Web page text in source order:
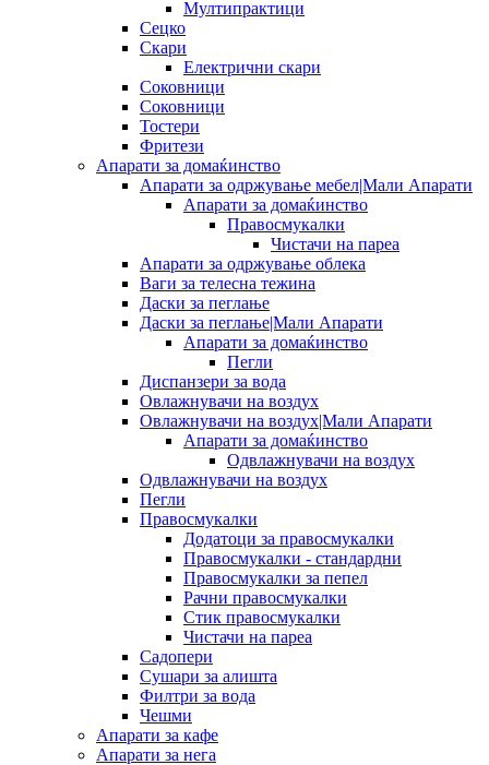
Мултипрактици
Сецко
Скари
Електрични скари
Соковници
Соковници
Тостери
Фритези
Апарати за домаќинство
Апарати за одржување мебел|Мали Апарати
Апарати за домаќинство
Правосмукалки
Чистачи на пареа
Апарати за одржување облека
Ваги за телесна тежина
Даски за пеглање
Даски за пеглање|Мали Апарати
Апарати за домаќинство
Пегли
Диспанзери за вода
Овлажнувачи на воздух
Овлажнувачи на воздух|Мали Апарати
Апарати за домаќинство
Одвлажнувачи на воздух
Одвлажнувачи на воздух
Пегли
Правосмукалки
Додатоци за правосмукалки
Правосмукалки - стандардни
Правосмукалки за пепел
Рачни правосмукалки
Стик правосмукалки
Чистачи на пареа
Садопери
Сушари за алишта
Филтри за вода
Чешми
Апарати за кафе
Апарати за нега